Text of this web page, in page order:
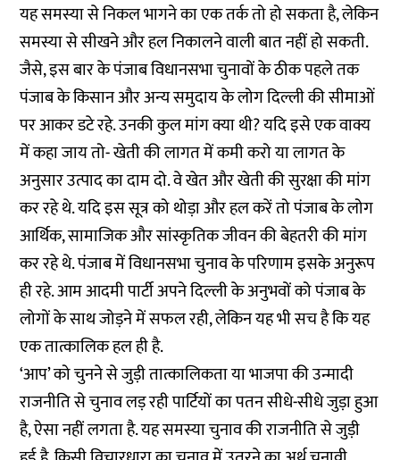
यह समस्या से निकल भागने का एक तर्क तो हो सकता है, लेकिन
समस्या से सीखने और हल निकालने वाली बात नहीं हो सकती.
जैसे, इस बार के पंजाब विधानसभा चुनावों के ठीक पहले तक
पंजाब के किसान और अन्य समुदाय के लोग दिल्ली की सीमाओं
पर आकर डटे रहे. उनकी कुल मांग क्या थी? यदि इसे एक वाक्य
में कहा जाय तो- खेती की लागत में कमी करो या लागत के
अनुसार उत्पाद का दाम दो. वे खेत और खेती की सुरक्षा की मांग
कर रहे थे. यदि इस सूत्र को थोड़ा और हल करें तो पंजाब के लोग
आर्थिक, सामाजिक और सांस्कृतिक जीवन की बेहतरी की मांग
कर रहे थे. पंजाब में विधानसभा चुनाव के परिणाम इसके अनुरूप
ही रहे. आम आदमी पार्टी अपने दिल्ली के अनुभवों को पंजाब के
लोगों के साथ जोड़ने में सफल रही, लेकिन यह भी सच है कि यह
एक तात्कालिक हल ही है.
‘आप’ को चुनने से जुड़ी तात्कालिकता या भाजपा की उन्मादी
राजनीति से चुनाव लड़ रही पार्टियों का पतन सीधे-सीधे जुड़ा हुआ
है, ऐसा नहीं लगता है. यह समस्या चुनाव की राजनीति से जुड़ी